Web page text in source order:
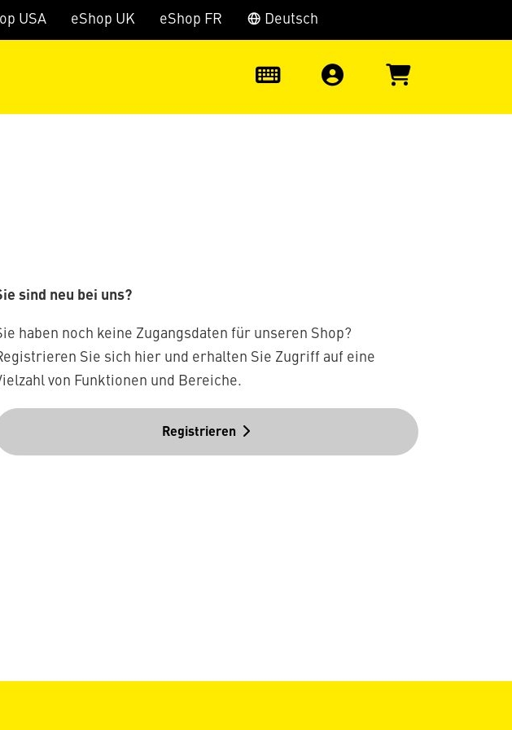
Springe zur Suche
USA eShop UK eShop FR Deutsch
sind neu bei uns?
haben noch keine Zugangsdaten für unseren Shop?
Sie sich hier und erhalten Sie Zugriff auf eine
von Funktionen und Bereiche.
Registrieren